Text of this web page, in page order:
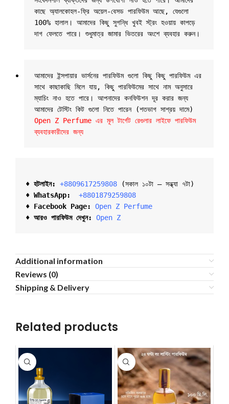
কাছে অ্যালকোহল-ফ্রি অয়েল-বেসড পারফিউম আছে, যেগুলো
100% হালাল। আমাদের কিছু সুগন্ধি খুবই স্ট্রং হওয়ায় কাপড়ে
দাগ ফেলতে পারে। শুধুমাত্র জামার ভিতরের অংশে ব্যবহার করুন।
আমাদের ইন্সপায়ার ভার্সনের পারফিউম গুলো কিছু কিছু পারফিউম এর
সাথে কাছাকাছি মিলে যায়, কিছু পারফিউমের সাথে নাম অনুসারে
ম্যাচিং নাও হতে পারে। আপনাদের কনফিউশন দূর করার জন্য
Open Z Perfume এর মূল টার্গেট রেগুলার লাইফে পারফিউম
ব্যবহারকারীদের জন্য
♦ হটলাইন: +8809617259808
(সকাল ১০টা – সন্ধ্যা ৭টা)
♦ WhatsApp:
+8801879259808
♦ Facebook Page:
Open Z Perfume
♦ আরও পারফিউম দেখুন:
Open Z
Additional information
Reviews (0)
Shipping & Delivery
Related products